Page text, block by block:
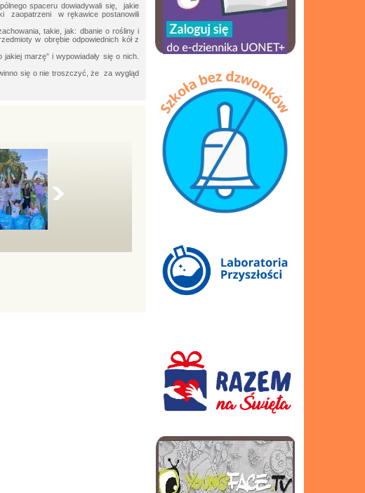
spaceru dowiadywali się, jakie
zaopatrzeni w rękawice postanowili
takie, jak: dbanie o rośliny i
w obrębie odpowiednich kół z
marzę” i wypowiadały się o nich.
się o nie troszczyć, że za wygląd